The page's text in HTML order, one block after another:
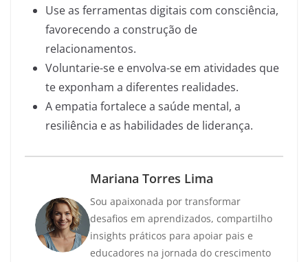
Use as ferramentas digitais com consciência,
favorecendo a construção de
relacionamentos.
Voluntarie-se e envolva-se em atividades que
te exponham a diferentes realidades.
A empatia fortalece a saúde mental, a
resiliência e as habilidades de liderança.
Mariana Torres Lima
Sou apaixonada por transformar
desafios em aprendizados, compartilho
insights práticos para apoiar pais e
educadores na jornada do crescimento